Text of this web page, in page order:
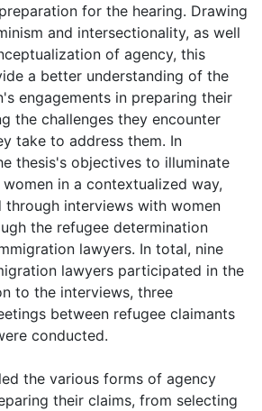
for the hearing. Drawing
and intersectionality, as well
of agency, this
a better understanding of the
engagements in preparing their
the challenges they encounter
take to address them. In
thesis's objectives to illuminate
in a contextualized way,
interviews with women
the refugee determination
lawyers. In total, nine
lawyers participated in the
to the interviews, three
between refugee claimants
conducted.
the various forms of agency
their claims, from selecting